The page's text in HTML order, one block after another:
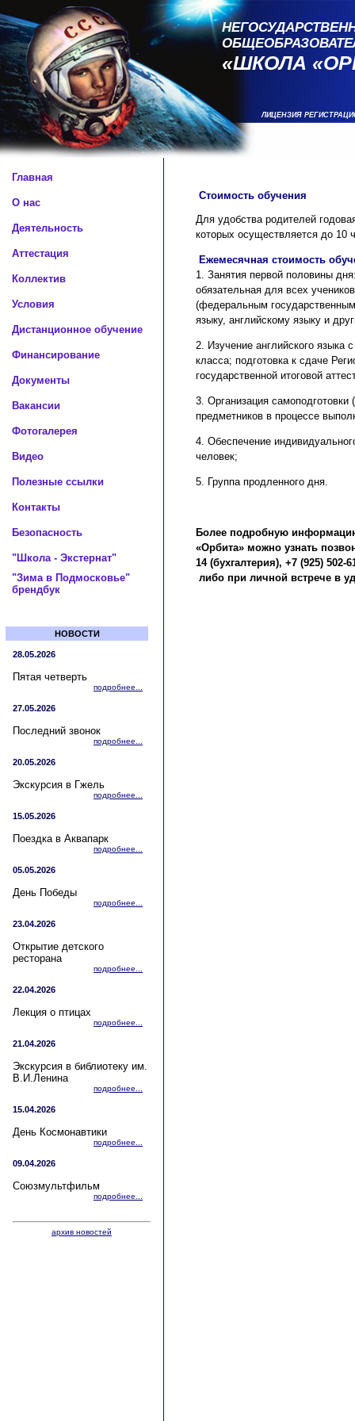
«ШКОЛА
ЛИЦЕНЗИЯ
Главная
О нас
Деятельность
Аттестация
Коллектив
Условия
Дистанционное обучение
Финансирование
Документы
Вакансии
Фотогалерея
Видео
Полезные ссылки
Контакты
Безопасность
"Школа - Экстернат"
"Зима в Подмосковье"
брендбук
НОВОСТИ
28.05.2026
Пятая четверть
подробнее...
27.05.2026
Последний звонок
подробнее...
20.05.2026
Экскурсия в Гжель
подробнее...
15.05.2026
Поездка в Аквапарк
подробнее...
05.05.2026
День Победы
подробнее...
23.04.2026
Открытие детского
ресторана
подробнее...
22.04.2026
Лекция о птицах
подробнее...
21.04.2026
Экскурсия в библиотеку им.
В.И.Ленина
подробнее...
15.04.2026
День Космонавтики
подробнее...
09.04.2026
Союзмультфильм
подробнее...
архив новостей
Стоимость обучения
Для удобства родителей
которых осуществляется до 10
Ежемесячная стоимость
1. Занятия первой половины
обязательная для всех
(федеральным
языку, английскому языку и
2. Изучение английского языка
класса; подготовка к сдаче
государственной итоговой
3. Организация самоподготовки
предметников в процессе
4. Обеспечение
человек;
5. Группа продленного дня.
Более подробную
«Орбита» можно узнать
14 (бухгалтерия), +7 (925) 502-
либо при личной встрече в